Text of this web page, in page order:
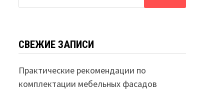
СВЕЖИЕ ЗАПИСИ
Практические рекомендации по
комплектации мебельных фасадов